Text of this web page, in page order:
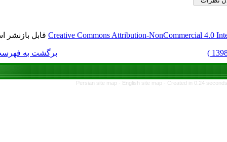
Creative Commonsقابل بازنشر است.
Persian site map -